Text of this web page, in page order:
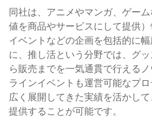
同社は、アニメやマンガ、ゲー
値を商品やサービスにして提供
イベントなどの企画を包括的に
に、推し活という分野では、グ
ら販売までを一気通貫で行える
ラインイベントも運営可能なプ
広く展開してきた実績を活かし
提供することが可能です。